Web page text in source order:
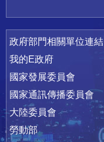
政府部門相關單位連結
我的E政府
國家發展委員會
國家通訊傳播委員會
大陸委員會
勞動部